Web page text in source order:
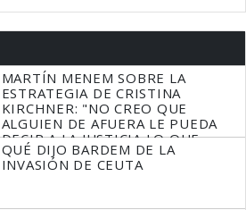
MARTÍN MENEM SOBRE LA
ESTRATEGIA DE CRISTINA
KIRCHNER: "NO CREO QUE
ALGUIEN DE AFUERA LE PUEDA
DECIR A LA JUSTICIA LO QUE
TIENE QUE HACER"
QUÉ DIJO BARDEM DE LA
INVASIÓN DE CEUTA